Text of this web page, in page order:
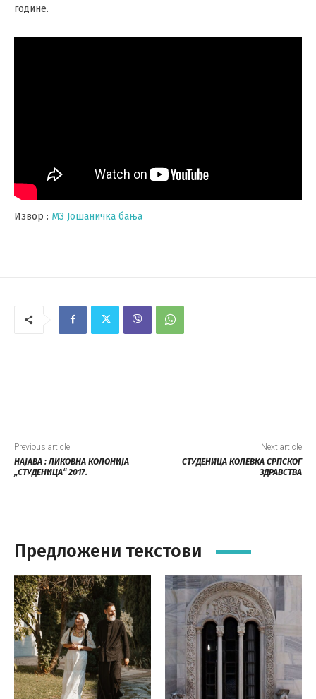
године.
Извор : МЗ Јошаничка бања
Previous article
НАЈАВА : ЛИКОВНА КОЛОНИЈА
„СТУДЕНИЦА“ 2017.
Next article
СТУДЕНИЦА КОЛЕВКА СРПСКОГ
ЗДРАВСТВА
Предложени текстови